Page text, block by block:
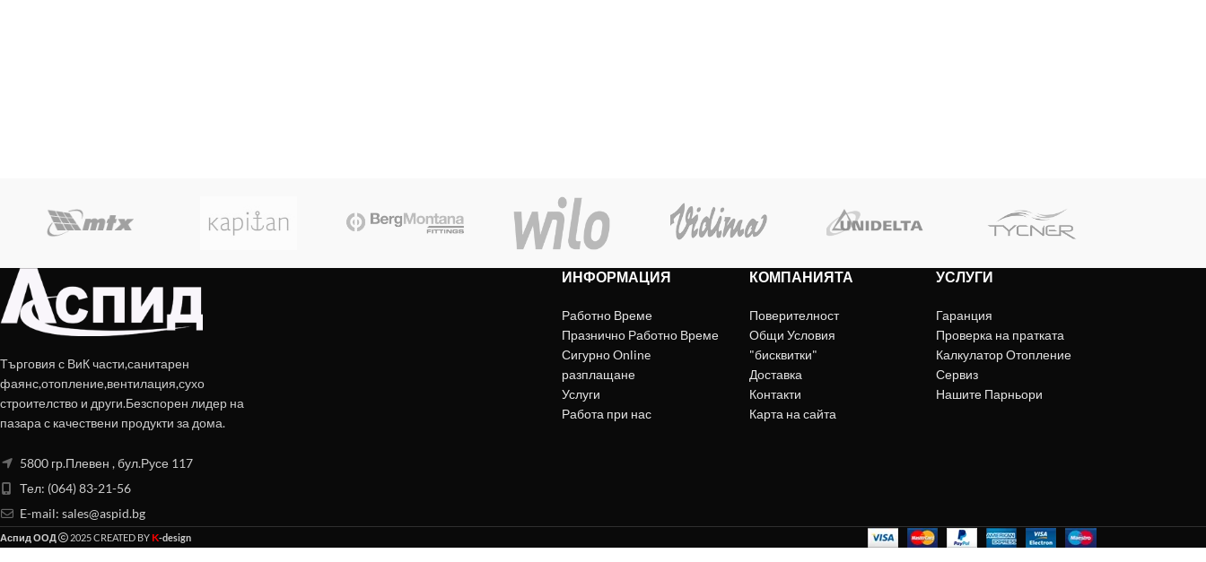
Търговия с ВиК части,санитарен
фаянс,отопление,вентилация,сухо
строителство и други.Безспорен лидер на
пазара с качествени продукти за дома.
5800 гр.Плевен , бул.Русе 117
Тел: (064) 83-21-56
E-mail: sales@aspid.bg
ИНФОРМАЦИЯ
Работно Време
Празнично Работно Време
Сигурно Online
разплащане
Услуги
Работа при нас
КОМПАНИЯТА
Поверителност
Общи Условия
"бисквитки"
Доставка
Контакти
Карта на сайта
УСЛУГИ
Гаранция
Проверка на пратката
Калкулатор Отопление
Сервиз
Нашите Парньори
Аспид ООД 2025 CREATED BY K-design